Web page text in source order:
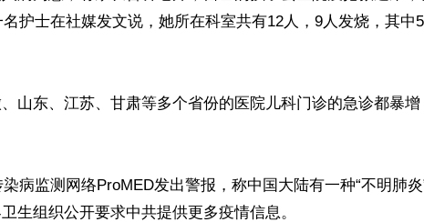
护士在社媒发文说，她所在科室共有12人，9人发烧，其中
山东、江苏、甘肃等多个省份的医院儿科门诊的急诊都暴
病监测网络ProMED发出警报，称中国大陆有一种“不明肺炎
生组织公开要求中共提供更多疫情信息。